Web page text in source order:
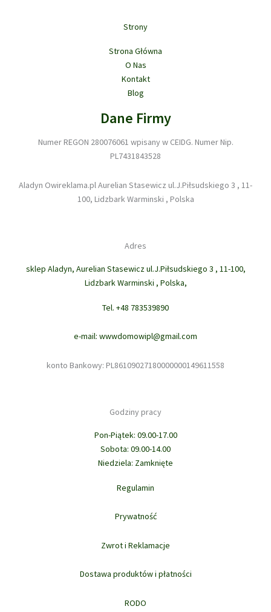
Strony
Strona Główna
O Nas
Kontakt
Blog
Dane Firmy
Numer REGON 280076061 wpisany w CEIDG. Numer Nip.
PL7431843528
Aladyn Owireklama.pl Aurelian Stasewicz ul.J.Piłsudskiego 3 , 11-
100, Lidzbark Warminski , Polska
Adres
sklep Aladyn, Aurelian Stasewicz ul.J.Piłsudskiego 3 , 11-100,
Lidzbark Warminski , Polska,
Tel. +48 783539890
e-mail: wwwdomowipl@gmail.com
konto Bankowy: PL86109027180000000149611558
Godziny pracy
Pon-Piątek: 09.00-17.00
Sobota: 09.00-14.00
Niedziela: Zamknięte
Regulamin
Prywatność
Zwrot i Reklamacje
Dostawa produktów i płatności
RODO